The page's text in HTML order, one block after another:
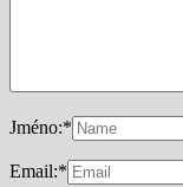
Jméno:*
Email:*